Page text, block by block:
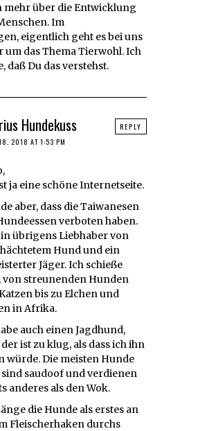
mehr über die Entwicklung
Im
eigentlich geht es bei uns
um das Thema Tierwohl. Ich
daß Du das verstehst.
Hundekuss
2018 AT 1:53 PM
ja eine schöne Internetseite.
aber, dass die Taiwanesen
verboten haben.
übrigens Liebhaber von
Hund und ein
Jäger. Ich schieße
von streunenden Hunden
bis zu Elchen und
in Afrika.
auch einen Jagdhund,
ist zu klug, als dass ich ihn
würde. Die meisten Hunde
sind saudoof und verdienen
anderes als den Wok.
die Hunde als erstes an
Fleischerhaken durchs
REPLY